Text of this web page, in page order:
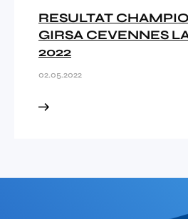
RESULTAT
GIRSA CEVENNES
2022
02.05.2022